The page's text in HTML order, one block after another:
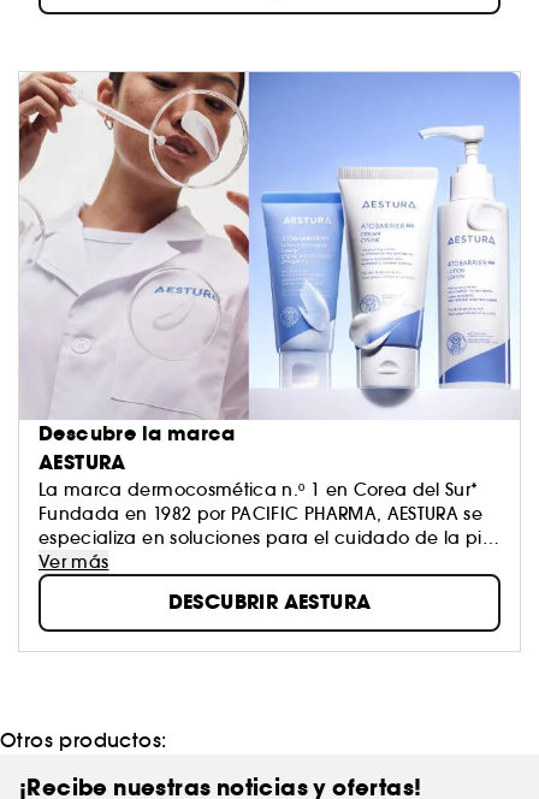
Descubre la marca
AESTURA
La marca dermocosmética n.º 1 en Corea del Sur*
Fundada en 1982 por PACIFIC PHARMA, AESTURA se
especializa en soluciones para el cuidado de la piel
sensible, desarrolladas sobre la base de
investigaciones científicas probadas y en estrecha
colaboración con dermatólogos.
*Estudio Kantar realizado entre febrero y marzo de
2025.
Ver más
DESCUBRIR AESTURA
Otros productos:
¡Recibe nuestras noticias y ofertas!